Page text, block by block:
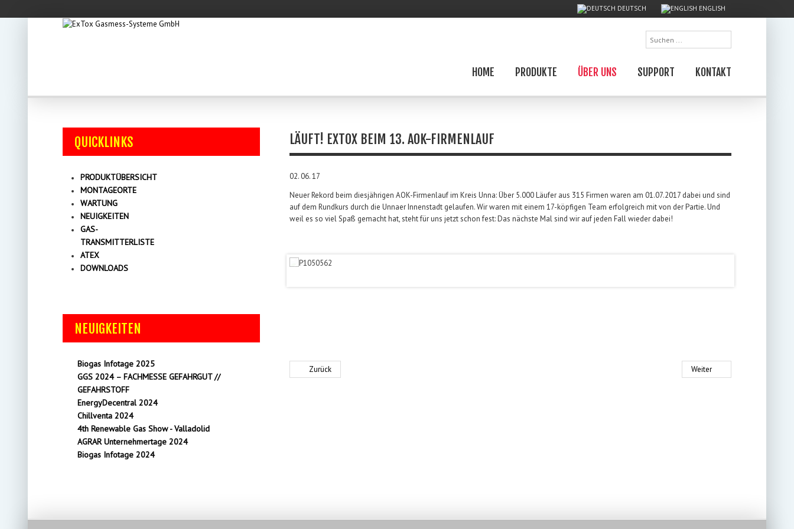
DEUTSCH ENGLISH
Suchen
...
HOME PRODUKTE ÜBER UNS SUPPORT KONTAKT
QUICKLINKS
PRODUKTÜBERSICHT
MONTAGEORTE
WARTUNG
NEUIGKEITEN
GAS-
TRANSMITTERLISTE
ATEX
DOWNLOADS
NEUIGKEITEN
Biogas Infotage 2025
GGS 2024 – FACHMESSE GEFAHRGUT //
GEFAHRSTOFF
EnergyDecentral 2024
Chillventa 2024
4th Renewable Gas Show - Valladolid
AGRAR Unternehmertage 2024
Biogas Infotage 2024
LÄUFT! EXTOX BEIM 13. AOK-FIRMENLAUF
02. 06. 17
Neuer Rekord beim diesjährigen AOK-Firmenlauf im Kreis Unna: Über 5.000 Läufer aus 315 Firmen waren am 01.07.2017 dabei und sind
auf dem Rundkurs durch die Unnaer Innenstadt gelaufen. Wir waren mit einem 17-köpfigen Team erfolgreich mit von der Partie. Und
weil es so viel Spaß gemacht hat, steht für uns jetzt schon fest: Das nächste Mal sind wir auf jeden Fall wieder dabei!
Zurück Weiter